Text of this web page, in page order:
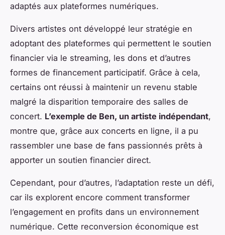
adaptés aux plateformes numériques.
Divers artistes ont développé leur stratégie en
adoptant des plateformes qui permettent le soutien
financier via le streaming, les dons et d’autres
formes de financement participatif. Grâce à cela,
certains ont réussi à maintenir un revenu stable
malgré la disparition temporaire des salles de
concert. L’exemple de Ben, un artiste indépendant,
montre que, grâce aux concerts en ligne, il a pu
rassembler une base de fans passionnés prêts à
apporter un soutien financier direct.
Cependant, pour d’autres, l’adaptation reste un défi,
car ils explorent encore comment transformer
l’engagement en profits dans un environnement
numérique. Cette reconversion économique est